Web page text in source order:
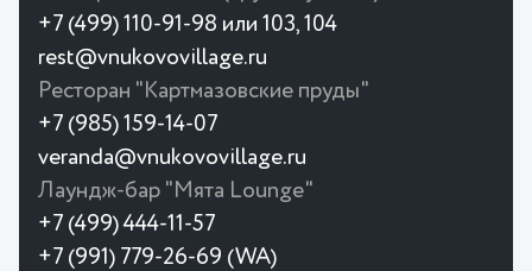
+7 (499) 110-91-98 или 103, 104
rest@vnukovovillage.ru
Ресторан "Картмазовские пруды"
+7 (985) 159-14-07
veranda@vnukovovillage.ru
Лаундж-бар "Мята Lounge"
+7 (499) 444-11-57
+7 (991) 779-26-69 (WA)